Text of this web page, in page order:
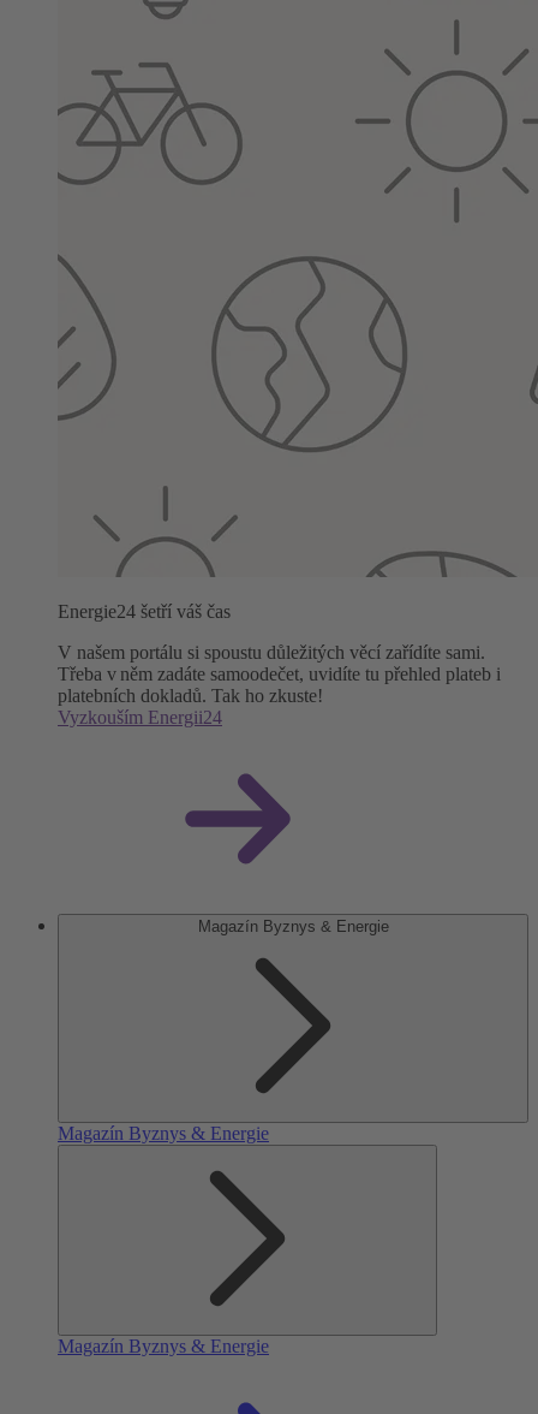
Energie24 šetří váš čas
V našem portálu si spoustu důležitých věcí zařídíte sami.
Třeba v něm zadáte samoodečet, uvidíte tu přehled plateb i
platebních dokladů. Tak ho zkuste!
Vyzkouším Energii24
Magazín Byznys & Energie
Magazín Byznys & Energie
Magazín Byznys & Energie